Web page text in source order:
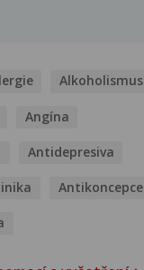
Alkoholismus
Angína
Antidepresiva
Antikoncepce